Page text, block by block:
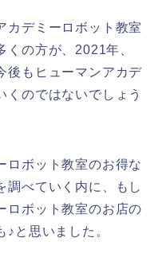
カデミーロボット教室
の方が、2021年、
後もヒューマンアカデ
くのではないでしょう
ロボット教室のお得な
調べていく内に、もし
ロボット教室のお店の
と思いました。